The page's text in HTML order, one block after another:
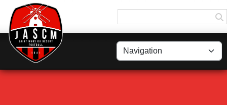
Panneau de gestion des cookies